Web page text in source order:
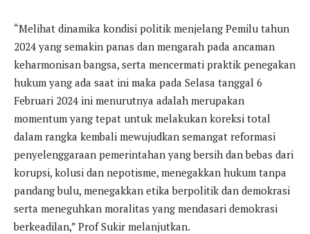
“Melihat dinamika kondisi politik menjelang Pemilu tahun
2024 yang semakin panas dan mengarah pada ancaman
keharmonisan bangsa, serta mencermati praktik penegakan
hukum yang ada saat ini maka pada Selasa tanggal 6
Februari 2024 ini menurutnya adalah merupakan
momentum yang tepat untuk melakukan koreksi total
dalam rangka kembali mewujudkan semangat reformasi
penyelenggaraan pemerintahan yang bersih dan bebas dari
korupsi, kolusi dan nepotisme, menegakkan hukum tanpa
pandang bulu, menegakkan etika berpolitik dan demokrasi
serta meneguhkan moralitas yang mendasari demokrasi
berkeadilan,” Prof Sukir melanjutkan.